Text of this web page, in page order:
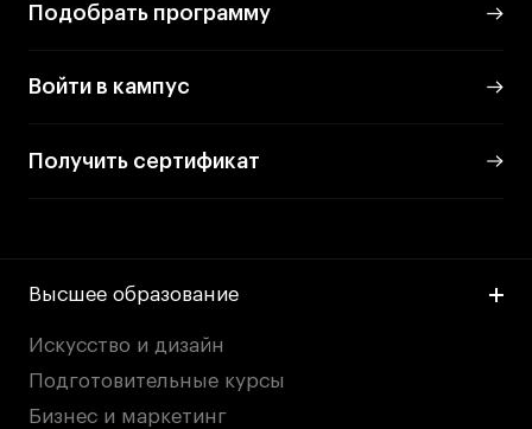
Фотография
Все программы
Техникум
Графический дизайнер
Цифровой маркетолог
Коммерческий фотограф
Все программы
Подобрать программу
Войти в кампус
Получить сертификат
Высшее образование
Искусство и дизайн
Подготовительные курсы
Бизнес и маркетинг